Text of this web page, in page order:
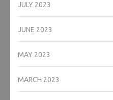
JULY 2023
JUNE 2023
MAY 2023
MARCH 2023